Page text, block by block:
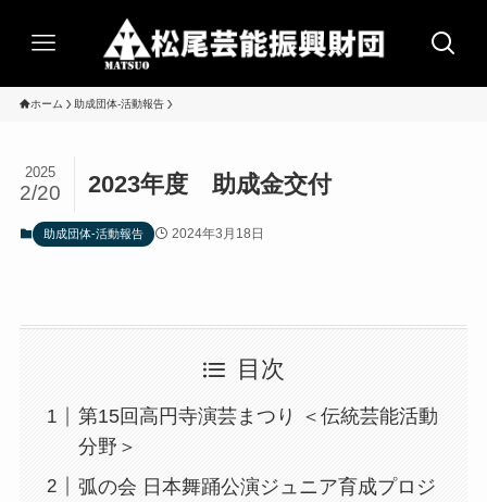
ホーム 助成団体-活動報告
2023年度 助成金交付
2025
2/20
助成団体-活動報告 2024年3月18日
目次
第15回高円寺演芸まつり ＜伝統芸能活動
分野＞
弧の会 日本舞踊公演ジュニア育成プロジ